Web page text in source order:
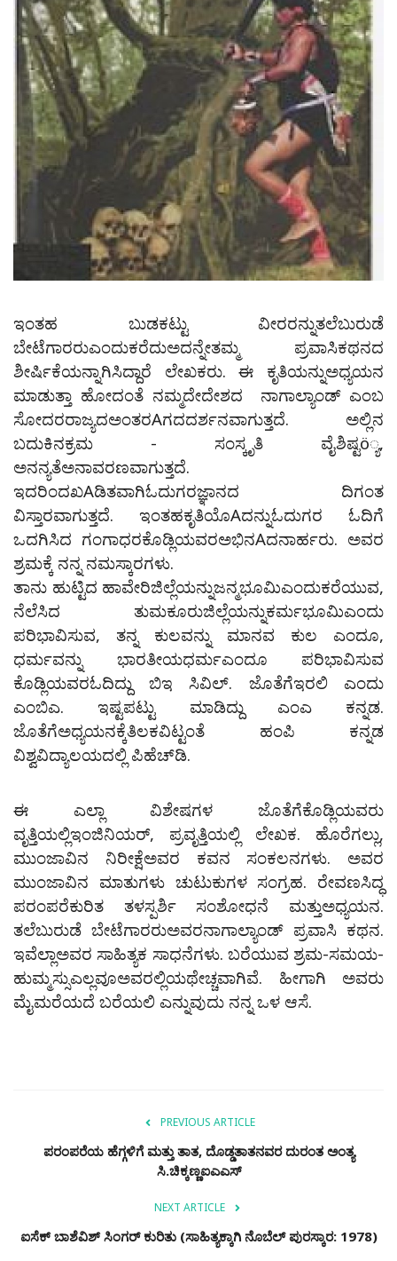
ಇಂತಹ ಬುಡಕಟ್ಟು ವೀರರನ್ನುತಲೆಬುರುಡೆ
ಬೇಟೆಗಾರರುಎಂದುಕರೆದುಅದನ್ನೇತಮ್ಮ ಪ್ರವಾಸಿಕಥನದ
ಶೀರ್ಷಿಕೆಯನ್ನಾಗಿಸಿದ್ದಾರೆ ಲೇಖಕರು. ಈ ಕೃತಿಯನ್ನುಅಧ್ಯಯನ
ಮಾಡುತ್ತಾ ಹೋದಂತೆ ನಮ್ಮದೇದೇಶದ ನಾಗಾಲ್ಯಾಂಡ್ ಎಂಬ
ಸೋದರರಾಜ್ಯದಅಂತರAಗದದರ್ಶನವಾಗುತ್ತದೆ. ಅಲ್ಲಿನ
ಬದುಕಿನಕ್ರಮ - ಸಂಸ್ಕೃತಿ ವೈಶಿಷ್ಟö್ಯ,
ಅನನ್ಯತೆಅನಾವರಣವಾಗುತ್ತದೆ.
ಇದರಿಂದಖAಡಿತವಾಗಿಓದುಗರಜ್ಞಾನದ ದಿಗಂತ
ವಿಸ್ತಾರವಾಗುತ್ತದೆ. ಇಂತಹಕೃತಿಯೊAದನ್ನುಓದುಗರ ಓದಿಗೆ
ಒದಗಿಸಿದ ಗಂಗಾಧರಕೊಡ್ಲಿಯವರಅಭಿನAದನಾರ್ಹರು. ಅವರ
ಶ್ರಮಕ್ಕೆ ನನ್ನ ನಮಸ್ಕಾರಗಳು.
ತಾನು ಹುಟ್ಟಿದ ಹಾವೇರಿಜಿಲ್ಲೆಯನ್ನುಜನ್ಮಭೂಮಿಎಂದುಕರೆಯುವ,
ನೆಲೆಸಿದ ತುಮಕೂರುಜಿಲ್ಲೆಯನ್ನುಕರ್ಮಭೂಮಿಎಂದು
ಪರಿಭಾವಿಸುವ, ತನ್ನ ಕುಲವನ್ನು ಮಾನವ ಕುಲ ಎಂದೂ,
ಧರ್ಮವನ್ನು ಭಾರತೀಯಧರ್ಮಎಂದೂ ಪರಿಭಾವಿಸುವ
ಕೊಡ್ಲಿಯವರಓದಿದ್ದು ಬಿಇ ಸಿವಿಲ್. ಜೊತೆಗೆಇರಲಿ ಎಂದು
ಎಂಬಿಎ. ಇಷ್ಟಪಟ್ಟು ಮಾಡಿದ್ದು ಎಂಎ ಕನ್ನಡ.
ಜೊತೆಗೆಅಧ್ಯಯನಕ್ಕೆತಿಲಕವಿಟ್ಟಂತೆ ಹಂಪಿ ಕನ್ನಡ
ವಿಶ್ವವಿದ್ಯಾಲಯದಲ್ಲಿ ಪಿಹೆಚ್‌ಡಿ.
ಈ ಎಲ್ಲಾ ವಿಶೇಷಗಳ ಜೊತೆಗೆಕೊಡ್ಲಿಯವರು
ವೃತ್ತಿಯಲ್ಲಿಇಂಜಿನಿಯರ್, ಪ್ರವೃತ್ತಿಯಲ್ಲಿ ಲೇಖಕ. ಹೊರೆಗಲ್ಲು,
ಮುಂಜಾವಿನ ನಿರೀಕ್ಷೆಅವರ ಕವನ ಸಂಕಲನಗಳು. ಅವರ
ಮುಂಜಾವಿನ ಮಾತುಗಳು ಚುಟುಕುಗಳ ಸಂಗ್ರಹ. ರೇವಣಸಿದ್ಧ
ಪರಂಪರೆಕುರಿತ ತಳಸ್ಪರ್ಶಿ ಸಂಶೋಧನೆ ಮತ್ತುಅಧ್ಯಯನ.
ತಲೆಬುರುಡೆ ಬೇಟೆಗಾರರುಅವರನಾಗಾಲ್ಯಾಂಡ್ ಪ್ರವಾಸಿ ಕಥನ.
ಇವೆಲ್ಲಾಅವರ ಸಾಹಿತ್ಯಕ ಸಾಧನೆಗಳು. ಬರೆಯುವ ಶ್ರಮ-ಸಮಯ-
ಹುಮ್ಮಸ್ಸುಎಲ್ಲವೂಅವರಲ್ಲಿಯಥೇಚ್ಚವಾಗಿವೆ. ಹೀಗಾಗಿ ಅವರು
ಮೈಮರೆಯದೆ ಬರೆಯಲಿ ಎನ್ನುವುದು ನನ್ನ ಒಳ ಆಸೆ.
PREVIOUS ARTICLE
ಪರಂಪರೆಯ ಹೆಗ್ಗಳಿಗೆ ಮತ್ತು ತಾತ, ದೊಡ್ಡತಾತನವರ ದುರಂತ ಅಂತ್ಯ
ಸಿ.ಚಿಕ್ಕಣ್ಣಐಎಎಸ್
NEXT ARTICLE
ಐಸೆಕ್ ಬಾಶೆವಿಶ್ ಸಿಂಗರ್ ಕುರಿತು (ಸಾಹಿತ್ಯಕ್ಕಾಗಿ ನೊಬೆಲ್ ಪುರಸ್ಕಾರ: 1978)